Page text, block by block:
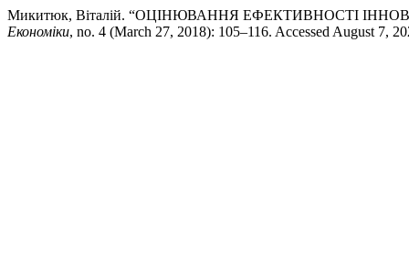
Микитюк, Віталій. “ОЦІНЮВАННЯ ЕФЕКТИВНОСТІ
Економіки, no. 4 (March 27, 2018): 105–116. Accessed August 7,